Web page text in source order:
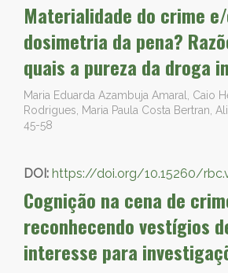
Materialidade do crime
dosimetria da pena?
quais a pureza da droga
Maria Eduarda Azambuja Amaral, Caio
Rodrigues, Maria Paula Costa Bertran,
45-58
DOI: https://doi.org/10.15260/
Cognição na cena de
reconhecendo vestígios
interesse para